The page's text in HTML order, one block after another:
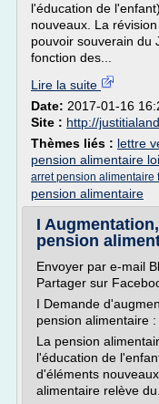
l'éducation de
nouveaux. La
pouvoir souverain du
fonction des...
Lire la suite
Date: 2017-01-16
Site : http://
Thèmes liés : lettre
pension alimentaire loi
arret pension alimentaire
pension alimentaire
I
pension
Envoyer par e-mail
Partager sur
I Demande
pension alimentaire
La pension
l'éducation de
d'éléments
alimentaire relève